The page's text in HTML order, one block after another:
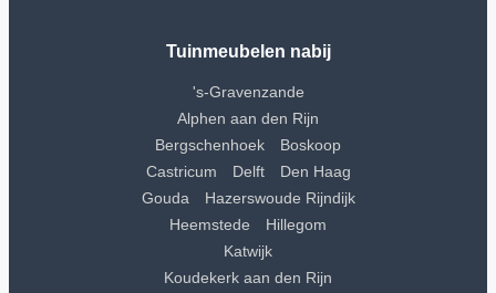
Tuinmeubelen nabij
's-Gravenzande
Alphen aan den Rijn
Bergschenhoek
Boskoop
Castricum
Delft
Den Haag
Gouda
Hazerswoude Rijndijk
Heemstede
Hillegom
Katwijk
Koudekerk aan den Rijn